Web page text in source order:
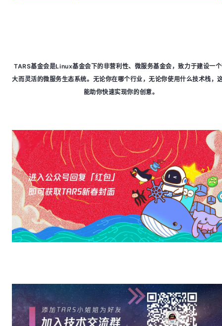
TARS基金会是Linux基金会下的非营利性、微服务基金会，致力于建设一
大而灵活的微服务生态系统。无论你在哪个行业，无论你使用什么技术栈，
能助你快速实现你的创意。